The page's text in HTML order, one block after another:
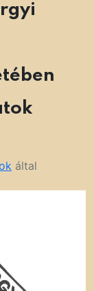
által